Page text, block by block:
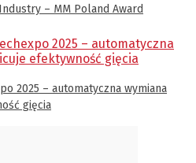
Regulamin Konkursu BEST of Industry – MM Poland Award
2025 – automatyczna wymiana
gięcia